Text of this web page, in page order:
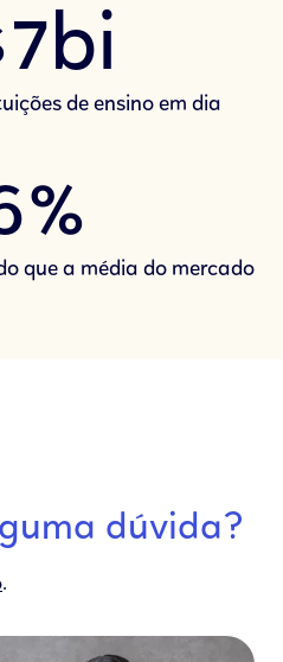
de ensino em dia
que a média do mercado
dúvida?
.